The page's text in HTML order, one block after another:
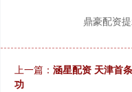
鼎豪配资
上一篇： 涵星配资 天津首
功